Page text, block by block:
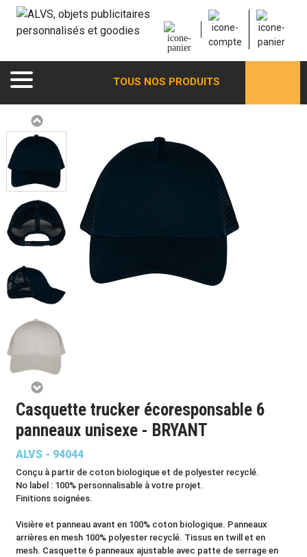
TOUS NOS PRODUITS
Casquette trucker écoresponsable 6
panneaux unisexe - BRYANT
ALVS - 94044
Conçu à partir de coton biologique et de polyester recyclé.
No label : 100% personnalisable à votre projet.
Finitions soignées.
Visière et panneau avant en 100% coton biologique. Panneaux
arrières en mesh 100% polyester recyclé. Tissus en twill et en
mesh. Casquette 6 panneaux ajustable avec patte de serrage en